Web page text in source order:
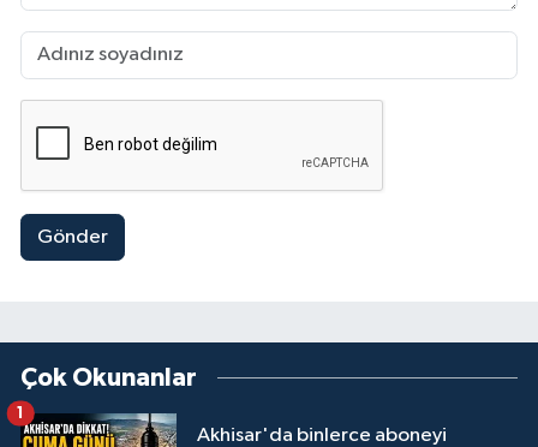
Gönder
Çok Okunanlar
Akhisar'da binlerce aboneyi
1